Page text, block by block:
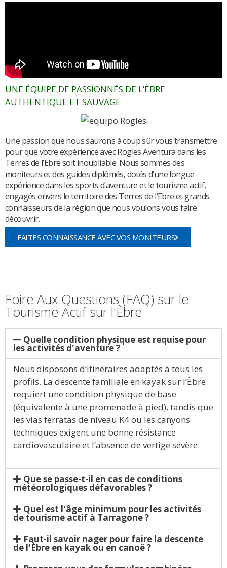
UNE ÉQUIPE DE PASSIONNÉS DE L’ÈBRE
AUTHENTIQUE ET SAUVAGE
Une passion que nous saurons à coup sûr vous transmettre
pour que votre expérience avec Rogles Aventura dans les
Terres de l’Ebre soit inoubliable. Nous sommes des
moniteurs et des guides diplômés, dotés d’une longue
expérience dans les sports d’aventure et le tourisme actif,
engagés envers le territoire des Terres de l’Ebre et grands
connaisseurs de la région que nous voulons vous faire
découvrir.
FAITES CONNAISSANCE AVEC VOS MONITEURS
Foire Aux Questions (FAQ) sur le
Tourisme Actif sur l'Èbre
Quelle condition physique est requise pour
les activités d'aventure ?
Nous disposons d’itinéraires adaptés à tous les
profils. La descente familiale en kayak sur l’Èbre
requiert une condition physique de base
(équivalente à une promenade à pied), tandis que
les vias ferratas de niveau K4 ou les canyons
techniques exigent une bonne résistance
cardiovasculaire et l’absence de vertige sévère.
Que se passe-t-il en cas de conditions
météorologiques défavorables ?
Quel est l'âge minimum pour les activités
de tourisme actif à Tarragone ?
Faut-il savoir nager pour faire la descente
de l'Èbre en kayak ou en canoë ?